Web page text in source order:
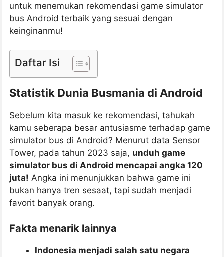
untuk menemukan rekomendasi game simulator
bus Android terbaik yang sesuai dengan
keinginanmu!
Daftar Isi
Statistik Dunia Busmania di Android
Sebelum kita masuk ke rekomendasi, tahukah
kamu seberapa besar antusiasme terhadap game
simulator bus di Android? Menurut data Sensor
Tower, pada tahun 2023 saja, unduh game
simulator bus di Android mencapai angka 120
juta! Angka ini menunjukkan bahwa game ini
bukan hanya tren sesaat, tapi sudah menjadi
favorit banyak orang.
Fakta menarik lainnya
Indonesia menjadi salah satu negara